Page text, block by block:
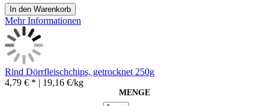
In den Warenkorb
Mehr Informationen
Rind Dörrfleischchips, getrocknet 250g
4,79 € * | 19,16 €/kg
MENGE